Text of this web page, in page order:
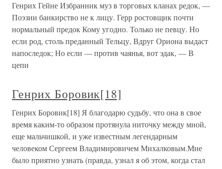
Генрих Гейне Избранник муз в торговых кланах редок, —
Поэзии банкирство не к лицу. Герр ростовщик почти
нормальный предок Кому угодно. Только не певцу. Но
если род, столь преданный Тельцу, Вдруг Ориона выдаст
напоследок; Но если — против чаянья, вот эдак, — В
цепи
Генрих Боровик[18]
Генрих Боровик[18] Я благодарю судьбу, что она в свое
время каким-то образом протянула ниточку между мной,
еще мальчишкой, и уже известным легендарным
человеком Сергеем Владимировичем Михалковым.Мне
было приятно узнать (правда, узнал я об этом, когда стал